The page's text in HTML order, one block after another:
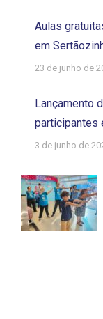
Aulas
em
23 de junho de
Lançamento
participantes
3 de junho de